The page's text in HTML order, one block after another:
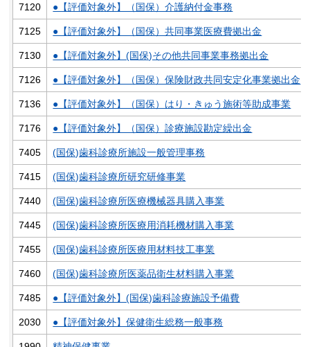
7120 ●【評価対象外】（国保）介護納付金事務
7125 ●【評価対象外】（国保）共同事業医療費拠出金
7130 ●【評価対象外】(国保)その他共同事業事務拠出金
7126 ●【評価対象外】（国保）保険財政共同安定化事業拠出金
7136 ●【評価対象外】（国保）はり・きゅう施術等助成事業
7176 ●【評価対象外】（国保）診療施設勘定繰出金
7405 (国保)歯科診療所施設一般管理事務
7415 (国保)歯科診療所研究研修事業
7440 (国保)歯科診療所医療機械器具購入事業
7445 (国保)歯科診療所医療用消耗機材購入事業
7455 (国保)歯科診療所医療用材料技工事業
7460 (国保)歯科診療所医薬品衛生材料購入事業
7485 ●【評価対象外】(国保)歯科診療施設予備費
2030 ●【評価対象外】保健衛生総務一般事務